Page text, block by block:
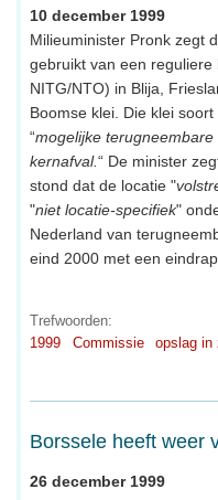
10 december 1999
Milieuminister Pronk zegt
gebruikt van een
NITG/NTO) in Blija,
Boomse klei. Die klei
“mogelijke
kernafval.“ De minister
stond dat de locatie "
"niet locatie-specifiek"
Nederland van
eind 2000 met een
Trefwoorden:
1999
Commissie opslag in
Borssele heeft weer
26 december 1999